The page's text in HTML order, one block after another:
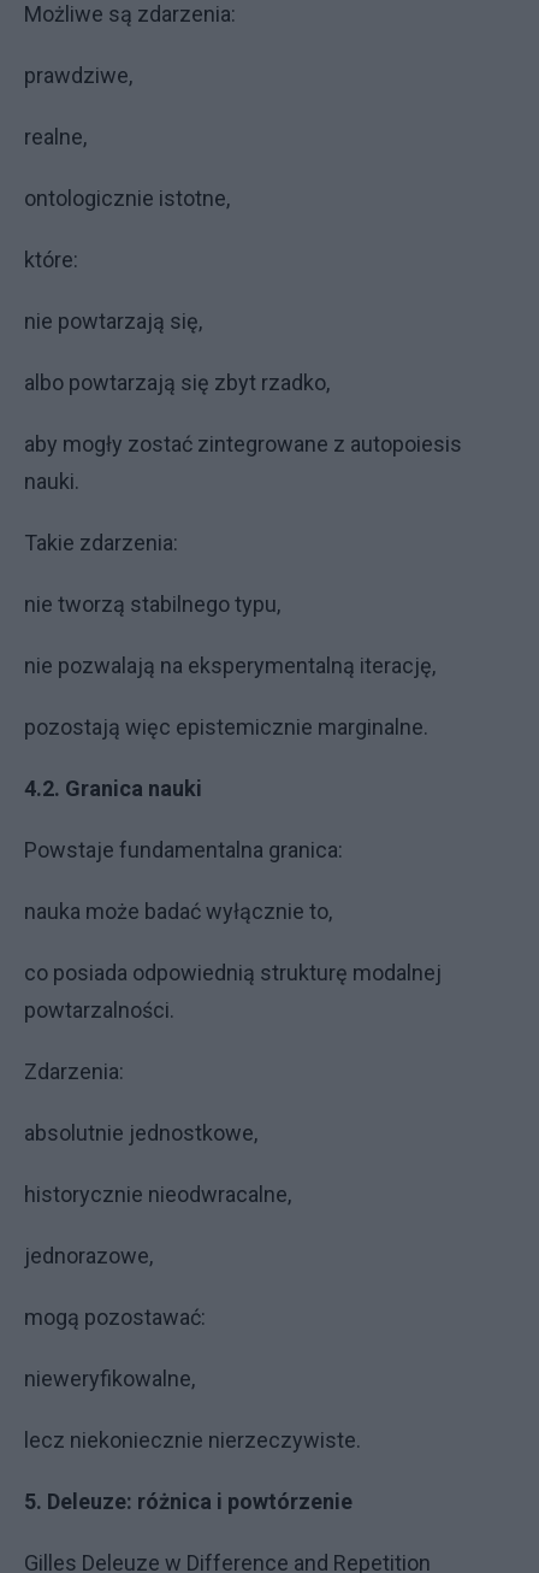
Możliwe są zdarzenia:
prawdziwe,
realne,
ontologicznie istotne,
które:
nie powtarzają się,
albo powtarzają się zbyt rzadko,
aby mogły zostać zintegrowane z autopoiesis
nauki.
Takie zdarzenia:
nie tworzą stabilnego typu,
nie pozwalają na eksperymentalną iterację,
pozostają więc epistemicznie marginalne.
4.2. Granica nauki
Powstaje fundamentalna granica:
nauka może badać wyłącznie to,
co posiada odpowiednią strukturę modalnej
powtarzalności.
Zdarzenia:
absolutnie jednostkowe,
historycznie nieodwracalne,
jednorazowe,
mogą pozostawać:
nieweryfikowalne,
lecz niekoniecznie nierzeczywiste.
5. Deleuze: różnica i powtórzenie
Gilles Deleuze w Difference and Repetition